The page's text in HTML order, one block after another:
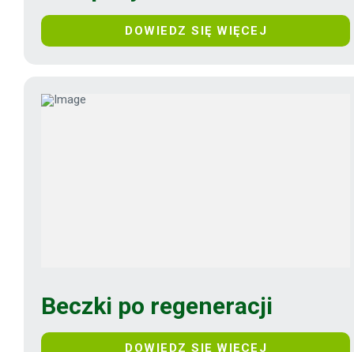
DOWIEDZ SIĘ WIĘCEJ
Beczki po regeneracji
DOWIEDZ SIĘ WIĘCEJ